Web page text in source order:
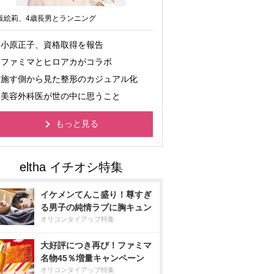
絵莉、4歳長男とランニング
小原正子、資格取得を報告
ファミマとヒロアカがコラボ
施す側から見た整形のカジュアル化
美容外科医が世の中に思うこと
もっと見る
イケメンてんこ盛り！尊すぎ
る男子の純情ラブに胸キュン
オリコンタイアップ特集
大好評につき再び！ファミマ
名物45％増量キャンペーン
オリコンタイアップ特集